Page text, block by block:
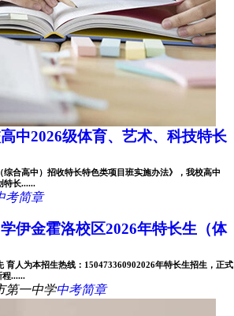
中2026级体育、艺术、科技特长
合高中）招收特长特色类项目班实施办法》，我校高中
特长......
考简章
伊金霍洛校区2026年特长生（体
育人为本招生热线：150473360902026年特长生招生，正式
程......
第一中学中考简章